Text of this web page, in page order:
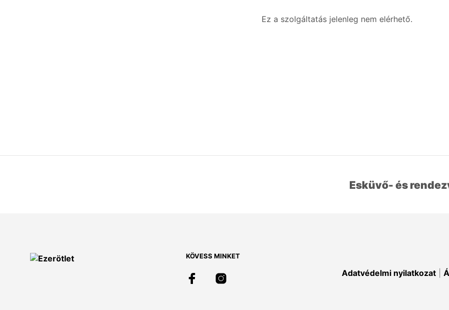
Ez a szolgáltatás jelenleg nem elérhető.
Esküvő- és
KÖVESS MINKET
Adatvédelmi nyilatkozat